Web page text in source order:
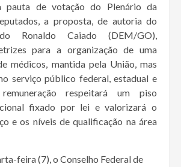
pauta de votação do Plenário da
a proposta, de autoria do
Ronaldo Caiado (DEM/GO),
para a organização de uma
médicos, mantida pela União, mas
serviço público federal, estadual e
respeitará um piso
fixado por lei e valorizará o
e os níveis de qualificação na área
feira (7), o Conselho Federal de